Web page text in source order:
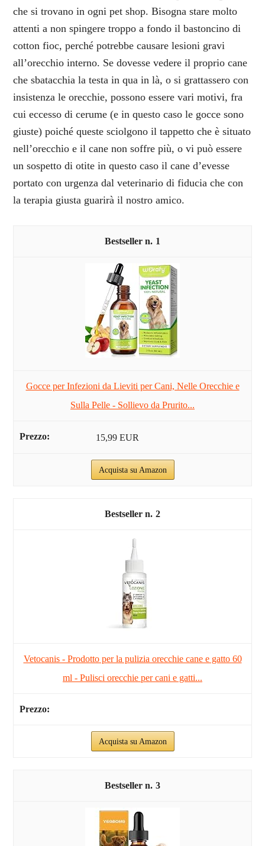
che si trovano in ogni pet shop. Bisogna stare molto
attenti a non spingere troppo a fondo il bastoncino di
cotton fioc, perché potrebbe causare lesioni gravi
all’orecchio interno. Se dovesse vedere il proprio cane
che sbatacchia la testa in qua in là, o si grattassero con
insistenza le orecchie, possono essere vari motivi, fra
cui eccesso di cerume (e in questo caso le gocce sono
giuste) poiché queste sciolgono il tappetto che è situato
nell’orecchio e il cane non soffre più, o vi può essere
un sospetto di otite in questo caso il cane d’evesse
portato con urgenza dal veterinario di fiducia che con
la terapia giusta guarirà il nostro amico.
1
Gocce per Infezioni da Lieviti per Cani, Nelle Orecchie e
Sulla Pelle - Sollievo da Prurito...
15,99 EUR
Acquista su Amazon
2
Vetocanis - Prodotto per la pulizia orecchie cane e gatto 60
ml - Pulisci orecchie per cani e gatti...
Acquista su Amazon
3